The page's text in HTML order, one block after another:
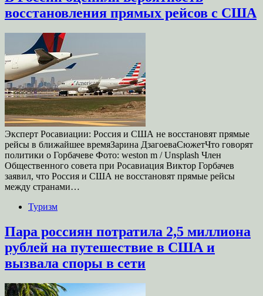
восстановления прямых рейсов с США
Эксперт Росавиации: Россия и США не восстановят прямые
рейсы в ближайшее времяЗарина ДзагоеваСюжетЧто говорят
политики о Горбачеве Фото: weston m / Unsplash Член
Общественного совета при Росавиация Виктор Горбачев
заявил, что Россия и США не восстановят прямые рейсы
между странами…
Туризм
Пара россиян потратила 2,5 миллиона
рублей на путешествие в США и
вызвала споры в сети